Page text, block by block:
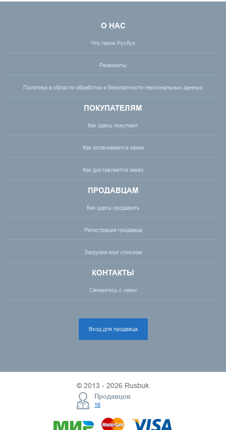
О НАС
Что такое Русбук
Реквизиты
Политика в области обработки и безопасности персональных данных
ПОКУПАТЕЛЯМ
Как здесь покупают
Как оплачивается заказ
Как доставляется заказ
ПРОДАВЦАМ
Как здесь продавать
Регистрация продавца
Загрузка книг списком
КОНТАКТЫ
Свяжитесь с нами
Вход для продавца
© 2013 - 2026 Rusbuk
Продавцов
16